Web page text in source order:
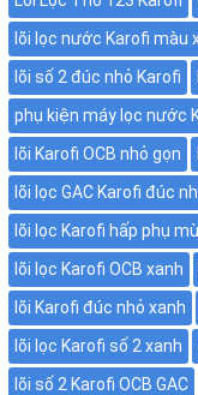
lõi lọc nước Karofi màu
lõi số 2 đúc nhỏ Karofi
phụ kiện máy lọc nước
lõi Karofi OCB nhỏ gọn
lõi lọc GAC Karofi đúc
lõi lọc Karofi hấp phụ
lõi lọc Karofi OCB xanh
lõi Karofi đúc nhỏ xanh
lõi lọc Karofi số 2 xanh
lõi số 2 Karofi OCB GAC